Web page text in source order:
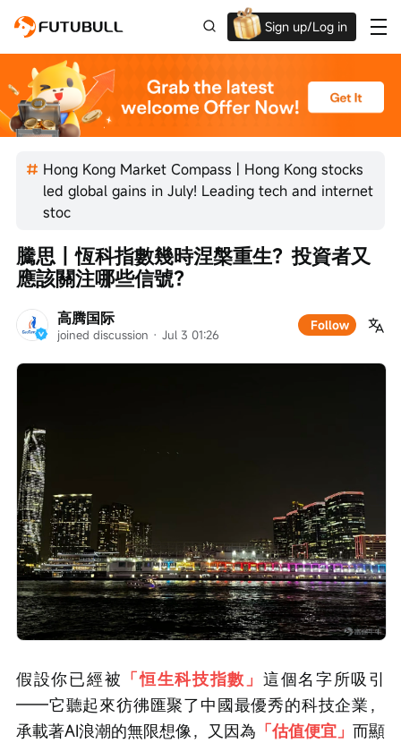
Sign up/Log in
Up to $1,600 Welcome Rewards!
Hong Kong Market Compass | Hong Kong stocks
led global gains in July! Leading tech and internet
stoc
高腾国际
joined discussion · Jul 3 01:26
Follow
騰思丨恆科指數幾時涅槃重生？投資者又
應該關注哪些信號？
假設你已經被 「恒生科技指數」 這個名字所吸引
——它聽起來彷彿匯聚了中國最優秀的科技企業，
承載著AI浪潮的無限想像，又因為 「估值便宜」 而顯